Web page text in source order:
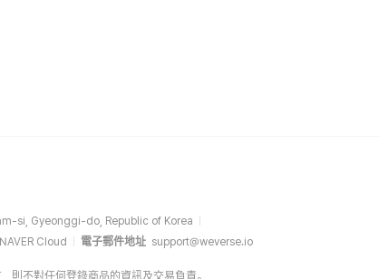
si, Gyeonggi-do, Republic of Korea
Cloud 電子郵件地址 support@weverse.io
則不對任何登錄商品的資訊及交易負責。